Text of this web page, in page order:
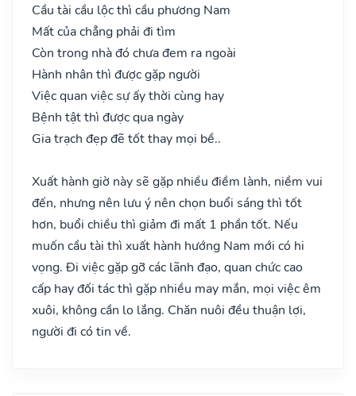
Cầu tài cầu lộc thì cầu phương Nam
Mất của chẳng phải đi tìm
Còn trong nhà đó chưa đem ra ngoài
Hành nhân thì được gặp người
Việc quan việc sự ấy thời cùng hay
Bệnh tật thì được qua ngày
Gia trạch đẹp đẽ tốt thay mọi bề..
Xuất hành giờ này sẽ gặp nhiều điềm lành, niềm vui
đến, nhưng nên lưu ý nên chọn buổi sáng thì tốt
hơn, buổi chiều thì giảm đi mất 1 phần tốt. Nếu
muốn cầu tài thì xuất hành hướng Nam mới có hi
vọng. Đi việc gặp gỡ các lãnh đạo, quan chức cao
cấp hay đối tác thì gặp nhiều may mắn, mọi việc êm
xuôi, không cần lo lắng. Chăn nuôi đều thuận lợi,
người đi có tin về.